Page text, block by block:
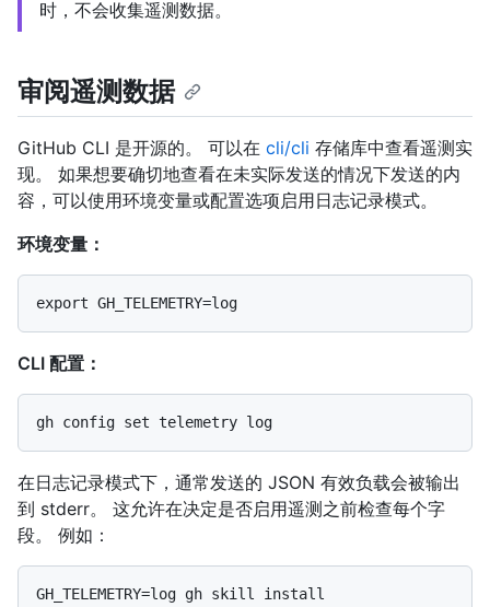
时，不会收集遥测数据。
审阅遥测数据
GitHub CLI 是开源的。 可以在 cli/cli 存储库中查看遥测实
现。 如果想要确切地查看在未实际发送的情况下发送的内
容，可以使用环境变量或配置选项启用日志记录模式。
环境变量：
CLI 配置：
在日志记录模式下，通常发送的 JSON 有效负载会被输出
到 stderr。 这允许在决定是否启用遥测之前检查每个字
段。 例如：
GH_TELEMETRY=log gh skill install